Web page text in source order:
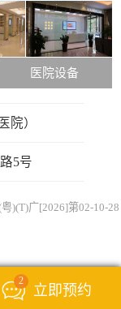
医院设备
院）
5号
)(T)广[2026]第02-10-28
2
立即预约